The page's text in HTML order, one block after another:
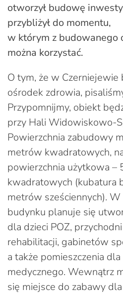
otworzył budowę
przybliżył do momentu,
w którym z budowanego
można korzystać.
O tym, że w
ośrodek zdrowia,
Przypomnijmy, obiekt
przy Hali Widowiskowo-
Powierzchnia zabudowy
metrów kwadratowych,
powierzchnia użytkowa –
kwadratowych (kubatura
metrów sześciennych).
budynku planuje się
dla dzieci POZ,
rehabilitacji, gabinetów
a także pomieszczenia
medycznego. Wewnątrz
się miejsce do zabawy